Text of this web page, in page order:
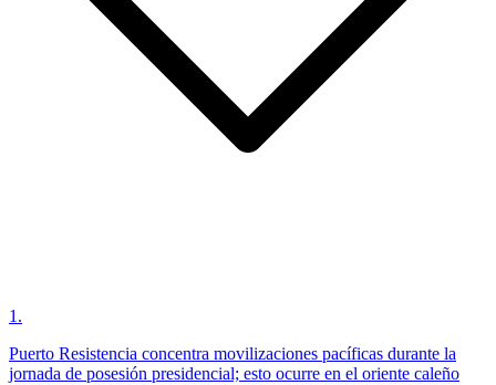
1 .
Puerto Resistencia concentra movilizaciones pacíficas durante la
jornada de posesión presidencial; esto ocurre en el oriente caleño